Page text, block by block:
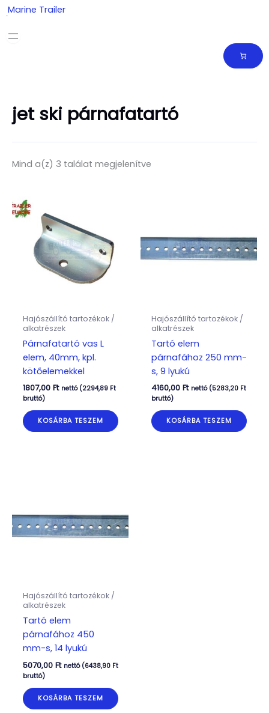
Skip
to
content
Marine Trailer
jet ski párnafatartó
Mind a(z) 3 találat megjelenítve
Hajószállító tartozékok /
alkatrészek
Párnafatartó vas L
elem, 40mm, kpl.
kötőelemekkel
1807,00 Ft nettó (2294,89 Ft
bruttó)
KOSÁRBA TESZEM
Hajószállító tartozékok /
alkatrészek
Tartó elem
párnafához 250 mm-
s, 9 lyukú
4160,00 Ft nettó (5283,20 Ft
bruttó)
KOSÁRBA TESZEM
Hajószállító tartozékok /
alkatrészek
Tartó elem
párnafához 450
mm-s, 14 lyukú
5070,00 Ft nettó (6438,90 Ft
bruttó)
KOSÁRBA TESZEM